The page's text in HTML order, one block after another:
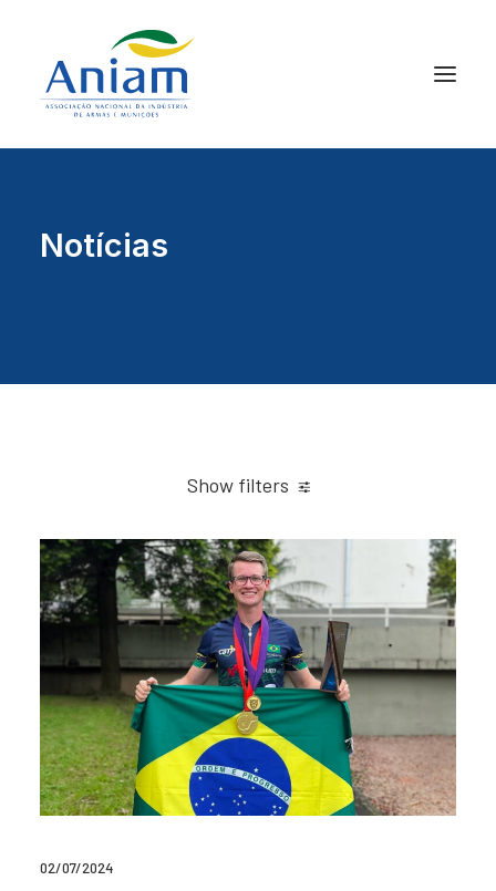
Notícias
Show filters
02/07/2024